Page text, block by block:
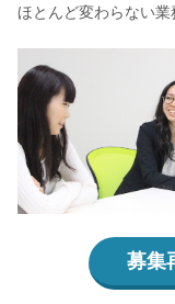
ほとんど変わらない業
募集